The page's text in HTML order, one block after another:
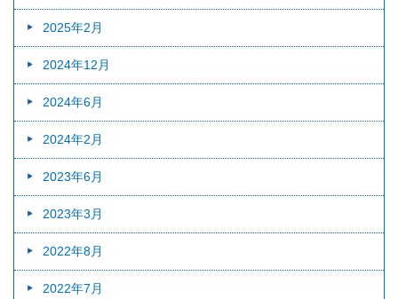
2025年2月
2024年12月
2024年6月
2024年2月
2023年6月
2023年3月
2022年8月
2022年7月